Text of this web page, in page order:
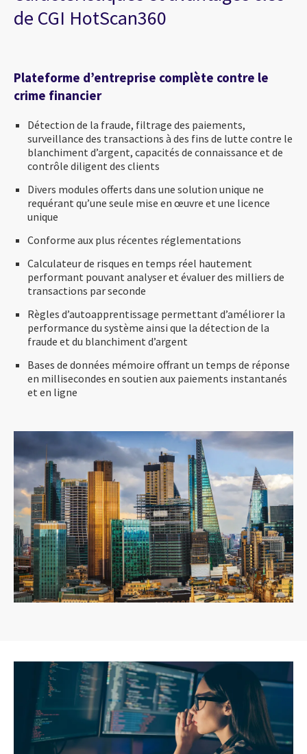
de CGI HotScan360
Plateforme d’entreprise complète contre le
crime financier
Détection de la fraude, filtrage des paiements,
surveillance des transactions à des fins de lutte contre le
blanchiment d’argent, capacités de connaissance et de
contrôle diligent des clients
Divers modules offerts dans une solution unique ne
requérant qu’une seule mise en œuvre et une licence
unique
Conforme aux plus récentes réglementations
Calculateur de risques en temps réel hautement
performant pouvant analyser et évaluer des milliers de
transactions par seconde
Règles d’autoapprentissage permettant d’améliorer la
performance du système ainsi que la détection de la
fraude et du blanchiment d’argent
Bases de données mémoire offrant un temps de réponse
en millisecondes en soutien aux paiements instantanés
et en ligne